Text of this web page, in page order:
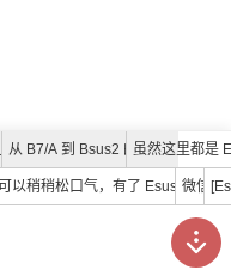
。
B7/A 的转换，食指作为保留指之
从 B7/A 到 Bsus2 的转换，Bsus2
虽然这里都是
以稍稍松口气，有了 Esus2 来衔
微信：
